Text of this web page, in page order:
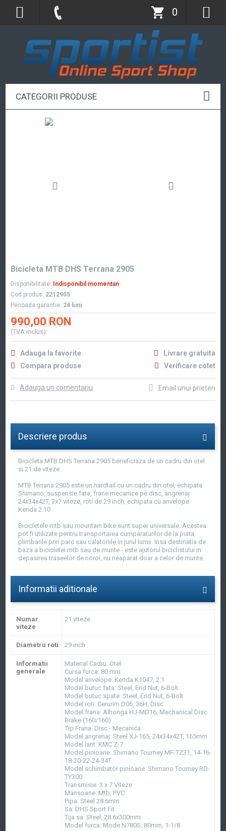
0
CATEGORII PRODUSE
Bicicleta MTB DHS Terrana 2905
Disponibilitate:
Indisponibil momentan
Cod produs: 2212905
Perioada garantie: 24 luni
990,00 RON
(TVA inclus)
Adauga la favorite
Livrare gratuita
Compara produse
Verificare colet
Adauga un comentariu Email unui prieten
Descriere produs
Bicicleta MTB DHS Terrana 2905 beneficiaza de un cadru din otel
si 21 de viteze.
MTB Terrana 2905 este un hardtail cu un cadru din otel, echipata
Shimano, suspensie fata, frane mecanice pe disc, angrenaj
24x34x42T, 3x7 viteze, roti de 29 inch, echipata cu anvelope
Kenda 2.10.
Bicicletele mtb sau mountain bike sunt super universale. Acestea
pot fi utilizate pentru transportarea cumparaturilor de la piata,
plimbarile prin parc sau calatoriile in jurul lumii. Insa destinatia de
baza a bicicletei mtb sau de munte - este ajutorul biciclistului in
depasirea traseelor de noroi, nu neaparat doar a celor de munte.
Informatii aditionale
Numar
viteze
21 viteze
Diametru roti 29 inch
Informatii
generale
Material Cadru: Otel
Cursa furca: 80 mm
Model anvelope: Kenda K1047, 2.1
Model butuc fata: Steel, End Nut, 6-Bolt
Model butuc spate: Steel, End Nut, 6-Bolt
Model roti: Cerurim D06, 36H, Disc
Model frana: Alhonga HJ-MD16, Mechanical Disc
Brake (160/160)
Tip Frana: Disc - Mecanica
Model angrenaj: Steel XJ-165, 24x34x42T, 165mm
Model lant: KMC Z-7
Model pinioane: Shimano Tourney MF-TZ31, 14-16-
18-20-22-24-34T
Model schimbator pinioane: Shimano Tourney RD-
TY300
Transmisie: 3 x 7 Viteze
Mansoane: Mtb, PVC
Pipa: Steel 28.6mm
Sa: DHS Sport Fit
Tija sa: Steel, 28.6x300mm
Model furca: Mode N780S, 80mm, 1-1/8